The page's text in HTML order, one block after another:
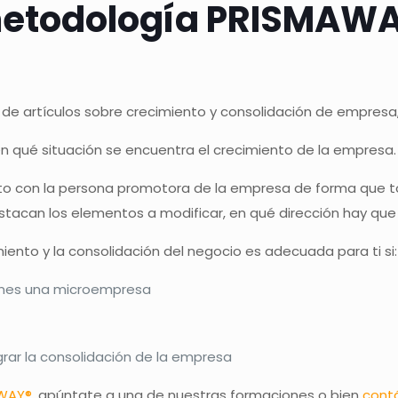
artículos sobre crecimiento y consolidación de
qué situación se encuentra el crecimiento de la empresa.
con la persona promotora de la empresa de forma
los elementos a modificar, en qué dirección hay
y la consolidación del negocio es adecuada para ti si:
una microempresa
la consolidación de la empresa